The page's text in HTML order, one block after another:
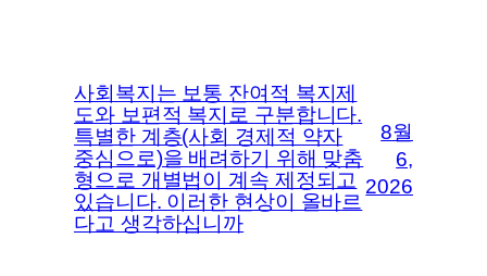
사회복지는 보통 잔여적 복지제
도와 보편적 복지로 구분합니다.
특별한 계층(사회 경제적 약자
중심으로)을 배려하기 위해 맞춤
형으로 개별법이 계속 제정되고
있습니다. 이러한 현상이 올바르
다고 생각하십니까
8월
6,
2026